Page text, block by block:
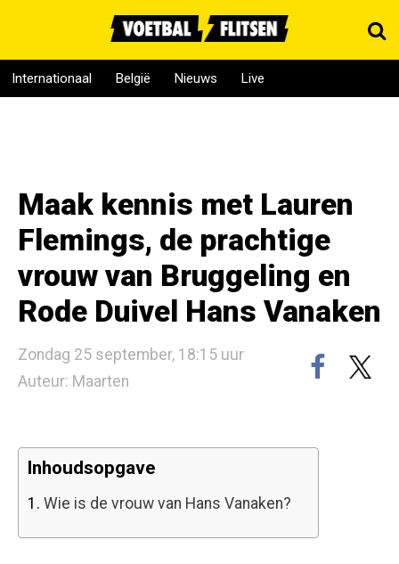
Internationaal België Nieuws Live
Maak kennis met Lauren
Flemings, de prachtige
vrouw van Bruggeling en
Rode Duivel Hans Vanaken
Zondag 25 september, 18:15 uur
Auteur: Maarten
Inhoudsopgave
1. Wie is de vrouw van Hans Vanaken?